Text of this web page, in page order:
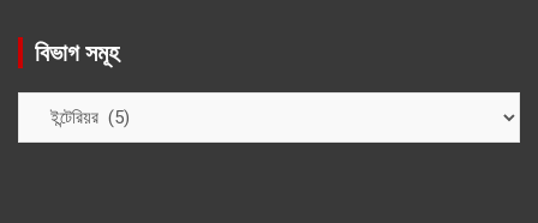
বিভাগ সমূহ